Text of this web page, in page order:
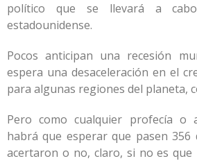
político que se llevará a
estadounidense.
Pocos anticipan una recesión
espera una desaceleración en el
para algunas regiones del planeta,
Pero como cualquier profecía o
habrá que esperar que pasen 356
acertaron o no, claro, si no es que